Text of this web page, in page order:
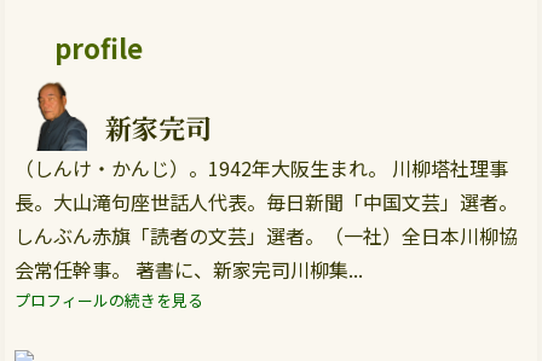
profile
新家完司
（しんけ・かんじ）。1942年大阪生まれ。 川柳塔社理事
長。大山滝句座世話人代表。毎日新聞「中国文芸」選者。
しんぶん赤旗「読者の文芸」選者。（一社）全日本川柳協
会常任幹事。 著書に、新家完司川柳集...
プロフィールの続きを見る